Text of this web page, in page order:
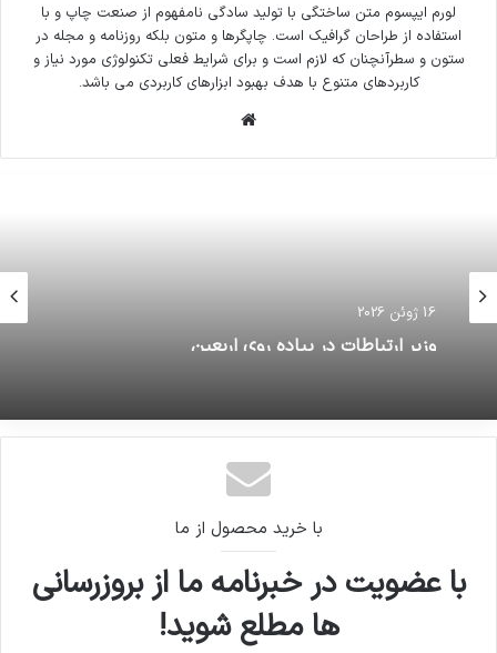
لورم ایپسوم متن ساختگی با تولید سادگی نامفهوم از صنعت چاپ و با
استفاده از طراحان گرافیک است. چاپگرها و متون بلکه روزنامه و مجله در
ستون و سطرآنچنان که لازم است و برای شرایط فعلی تکنولوژی مورد نیاز و
کاربردهای متنوع با هدف بهبود ابزارهای کاربردی می باشد.
16 ژوئن 2026
وزیر ارتباطات در پیاده روی اربعین
با خرید محصول از ما
با عضویت در خبرنامه ما از بروزرسانی
ها مطلع شوید!